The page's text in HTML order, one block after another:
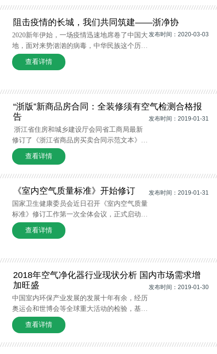
要对2018年以来新竣工交付使用校舍、新
阻击疫情的长城，我们共同筑建——浙净协
发布时间：2020-03-03
2020新年伊始，一场疫情迅速地席卷了中国大
地，面对来势汹汹的病毒，中华民族这个历经
磨难却依然屹立于世界之林的伟大民族，再一
次迸发出了顽强不屈的民族意志和精诚团结的
国各行各业和众多普通民众自发组建的，
查看详情
“浙版”新商品房合同：全装修须有空气检测合格报
告
发布时间：2019-01-31
浙江省住房和城乡建设厅会同省工商局最新
修订了《浙江省商品房买卖合同示范文本》，
将于2018年3月15日起施行，该文本明确规
定，全装修须有空气质量检测合格报告。 据
了解，2018年新版《浙江省商品房买卖合同示
查看详情
《室内空气质量标准》开始修订 发布时间：2019-01-31
国家卫生健康委员会近日召开《室内空气质量
标准》修订工作第一次全体会议，正式启动标
准修订工作。对此有专家认为，由于出租房涉
及公共卫生安全，标准修订应该增加强制性，
布了《公共场所卫生管理条例》，并相继
查看详情
2018年空气净化器行业现状分析 国内市场需求增
加旺盛
发布时间：2019-01-30
中国室内环保产业发展的发展十年有余，经历
奥运会和世博会等全球重大活动的检验，基本
形成了以空气净化器、新风机、净化材料、净
化治理服务和室内环境检测仪器、检测机构一
体的产业链发展体系。随着国内经济水平的提
查看详情